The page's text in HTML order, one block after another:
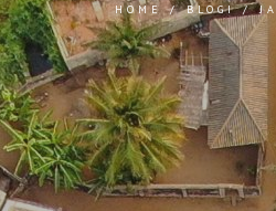
HOME /BLOGI/